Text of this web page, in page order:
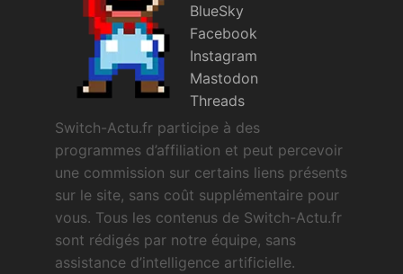
BlueSky
Facebook
Instagram
Mastodon
Threads
Switch-Actu.fr participe à des
programmes d’affiliation et peut percevoir
une commission sur certains liens présents
sur le site, sans coût supplémentaire pour
vous. Tous les contenus de Switch-Actu.fr
sont rédigés par notre équipe, sans
assistance d’intelligence artificielle.